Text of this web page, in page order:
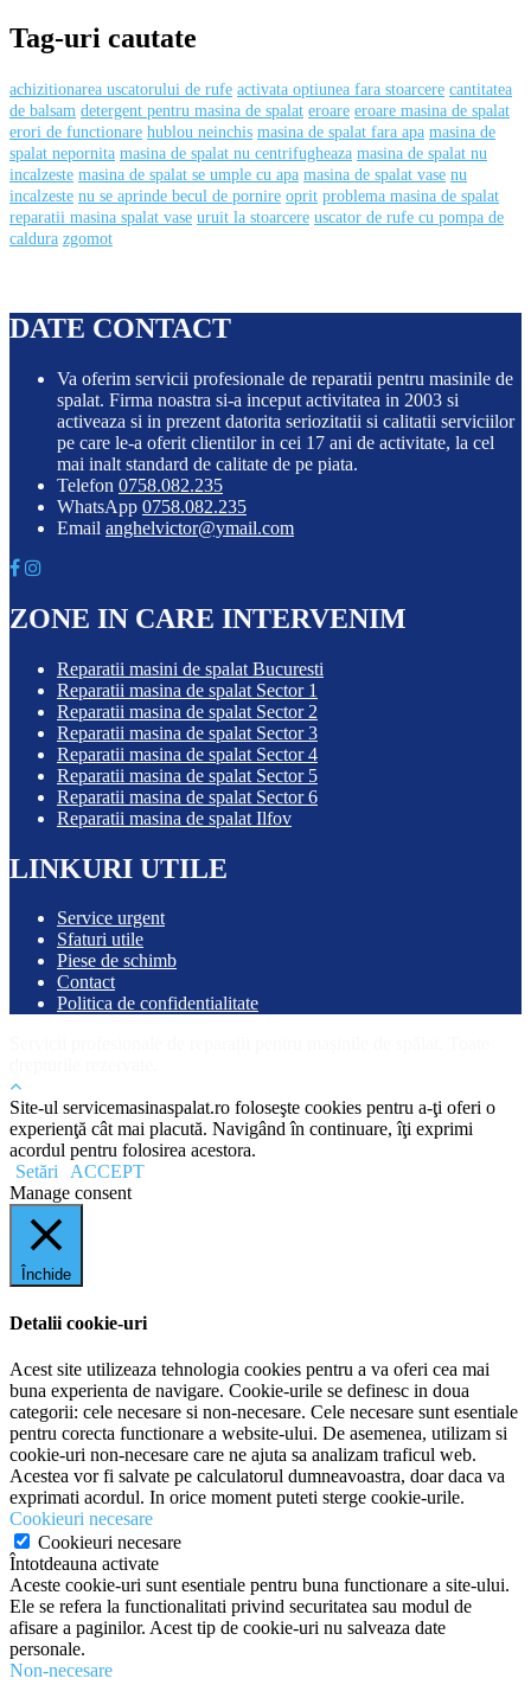
Tag-uri cautate
achizitionarea uscatorului de rufe activata optiunea fara stoarcere cantitatea
de balsam detergent pentru masina de spalat eroare eroare masina de spalat
erori de functionare hublou neinchis masina de spalat fara apa masina de
spalat nepornita masina de spalat nu centrifugheaza masina de spalat nu
incalzeste masina de spalat se umple cu apa masina de spalat vase nu
incalzeste nu se aprinde becul de pornire oprit problema masina de spalat
reparatii masina spalat vase uruit la stoarcere uscator de rufe cu pompa de
caldura zgomot
DATE CONTACT
Va oferim servicii profesionale de reparatii pentru masinile de
spalat. Firma noastra si-a inceput activitatea in 2003 si
activeaza si in prezent datorita seriozitatii si calitatii serviciilor
pe care le-a oferit clientilor in cei 17 ani de activitate, la cel
mai inalt standard de calitate de pe piata.
Telefon 0758.082.235
WhatsApp 0758.082.235
Email anghelvictor@ymail.com
ZONE IN CARE INTERVENIM
Reparatii masini de spalat Bucuresti
Reparatii masina de spalat Sector 1
Reparatii masina de spalat Sector 2
Reparatii masina de spalat Sector 3
Reparatii masina de spalat Sector 4
Reparatii masina de spalat Sector 5
Reparatii masina de spalat Sector 6
Reparatii masina de spalat Ilfov
LINKURI UTILE
Service urgent
Sfaturi utile
Piese de schimb
Contact
Politica de confidentialitate
Site-ul servicemasinaspalat.ro foloseşte cookies pentru a-ţi oferi o
experienţă cât mai placută. Navigând în continuare, îţi exprimi
acordul pentru folosirea acestora.
Setări ACCEPT
Manage consent
Închide
Detalii cookie-uri
Acest site utilizeaza tehnologia cookies pentru a va oferi cea mai
buna experienta de navigare. Cookie-urile se definesc in doua
categorii: cele necesare si non-necesare. Cele necesare sunt esentiale
pentru corecta functionare a website-ului. De asemenea, utilizam si
cookie-uri non-necesare care ne ajuta sa analizam traficul web.
Acestea vor fi salvate pe calculatorul dumneavoastra, doar daca va
exprimati acordul. In orice moment puteti sterge cookie-urile.
Cookieuri necesare
Cookieuri necesare
Întotdeauna activate
Aceste cookie-uri sunt esentiale pentru buna functionare a site-ului.
Ele se refera la functionalitati privind securitatea sau modul de
afisare a paginilor. Acest tip de cookie-uri nu salveaza date
personale.
Non-necesare